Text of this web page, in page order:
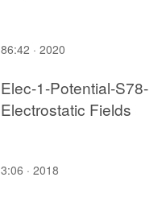
86:42 · 2020
Elec-1-Potential-S78-
Electrostatic Fields
3:06 · 2018